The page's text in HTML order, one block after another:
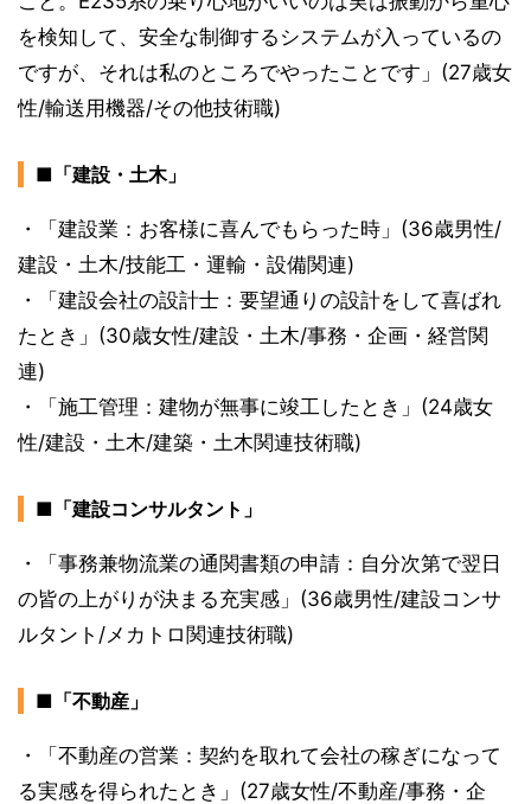
を検知して、安全な制御するシステムが入っているの
ですが、それは私のところでやったことです」(27歳女
性/輸送用機器/その他技術職)
■「建設・土木」
・「建設業：お客様に喜んでもらった時」(36歳男性/
建設・土木/技能工・運輸・設備関連)
・「建設会社の設計士：要望通りの設計をして喜ばれ
たとき」(30歳女性/建設・土木/事務・企画・経営関
連)
・「施工管理：建物が無事に竣工したとき」(24歳女
性/建設・土木/建築・土木関連技術職)
■「建設コンサルタント」
・「事務兼物流業の通関書類の申請：自分次第で翌日
の皆の上がりが決まる充実感」(36歳男性/建設コンサ
ルタント/メカトロ関連技術職)
■「不動産」
・「不動産の営業：契約を取れて会社の稼ぎになって
る実感を得られたとき」(27歳女性/不動産/事務・企